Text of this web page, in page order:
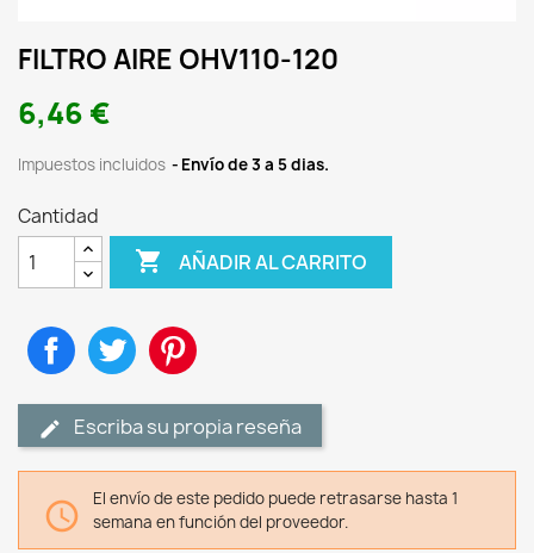
FILTRO AIRE OHV110-120
6,46 €
Impuestos incluidos Envío de 3 a 5 dias.
Cantidad
 AÑADIR AL CARRITO
CompartirTuitear
Escriba su propia reseña

El envío de este pedido puede retrasarse hasta 1
semana en función del proveedor.